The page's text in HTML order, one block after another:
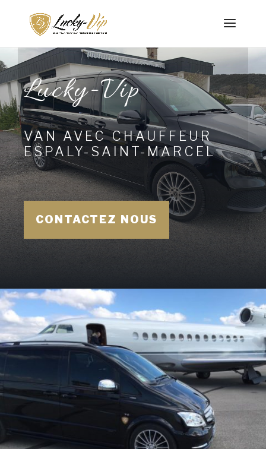
Lucky-Vip
VAN AVEC CHAUFFEUR
ESPALY-SAINT-MARCEL
CONTACTEZ NOUS